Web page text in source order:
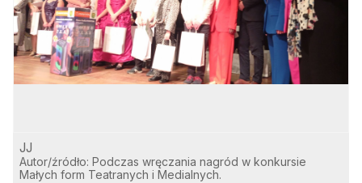
JJ
Autor/źródło: Podczas wręczania nagród w konkursie
Małych form Teatranych i Medialnych.